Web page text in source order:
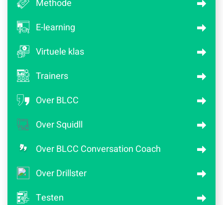
Methode
E-learning
Virtuele klas
Trainers
Over BLCC
Over Squidll
Over BLCC Conversation Coach
Over Drillster
Testen